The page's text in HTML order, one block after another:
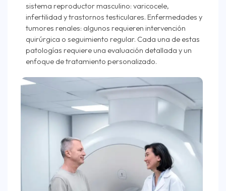
sistema reproductor masculino: varicocele,
infertilidad y trastornos testiculares. Enfermedades y
tumores renales: algunos requieren intervención
quirúrgica o seguimiento regular. Cada una de estas
patologías requiere una evaluación detallada y un
enfoque de tratamiento personalizado.